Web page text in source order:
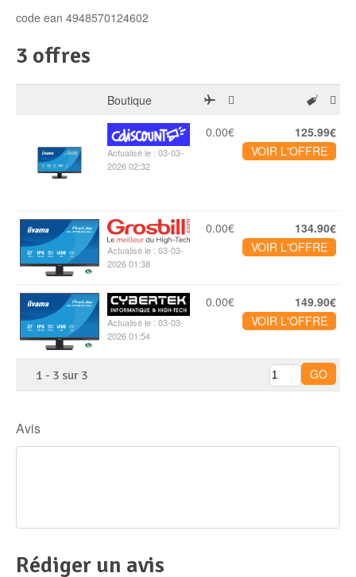
code ean 4948570124602
3 offres
Boutique
Actualisé le : 03-03-
2026 02:32
0.00€
125.99€
VOIR L'OFFRE
Actualisé le : 03-03-
2026 01:38
0.00€
134.90€
VOIR L'OFFRE
Actualisé le : 03-03-
2026 01:54
0.00€
149.90€
VOIR L'OFFRE
1 - 3 sur 3
Avis
Rédiger un avis